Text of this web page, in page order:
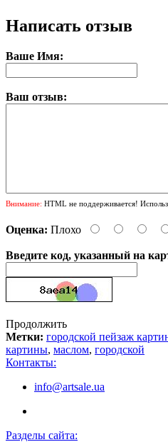
Написать отзыв
Ваше Имя:
Ваш отзыв:
Внимание: HTML не поддерживается!
Оценка: Плохо
Введите код, указанный на
Продолжить
Метки: городской пейзаж
картины, маслом, городской
Контакты:
info@artsale.ua
Разделы сайта: